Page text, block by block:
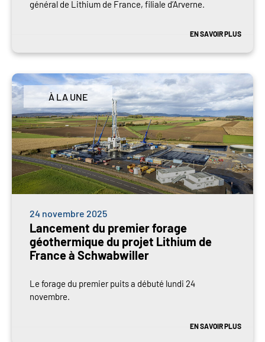
général de Lithium de France, filiale d’Arverne.
EN SAVOIR PLUS
À LA UNE
24 novembre 2025
Lancement du premier forage
géothermique du projet Lithium de
France à Schwabwiller
Le forage du premier puits a débuté lundi 24
novembre.
EN SAVOIR PLUS